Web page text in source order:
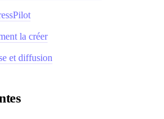
la créer
et diffusion